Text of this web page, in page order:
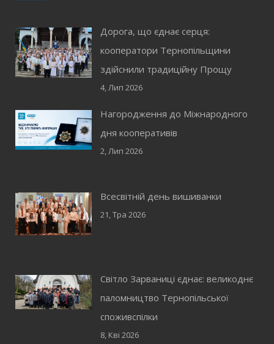
Дорога, що єднає серця:
кооператори Тернопільщини
здійснили традиційну Прощу
4, Лип 2026
Нагородження до Міжнародного
дня кооперативів
2, Лип 2026
Всесвітній день вишиванки
21, Тра 2026
Світло Зарваниці єднає: великоднє
паломництво Тернопільської
споживспілки
8, Кві 2026